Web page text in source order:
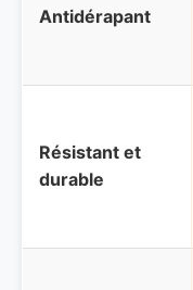
Antidérapant
Résistant et
durable